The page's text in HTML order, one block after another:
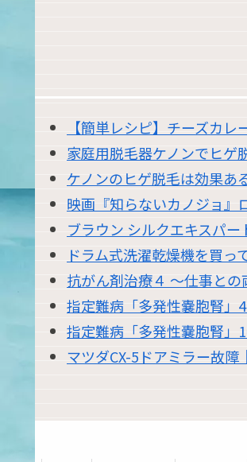
【簡単レシピ】チーズカ
家庭用脱毛器ケノンでヒゲ
ケノンのヒゲ脱毛は効果あ
映画『知らないカノジョ』
ブラウン シルクエキスパ
ドラム式洗濯乾燥機を買
抗がん剤治療４ 〜仕事と
指定難病「多発性嚢胞腎」
指定難病「多発性嚢胞腎」
マツダCX-5ドアミラー故